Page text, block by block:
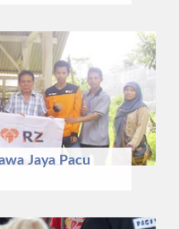
Jaya Pacu